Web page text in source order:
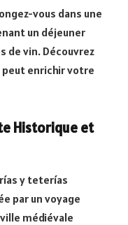
vous dans une
un déjeuner
de vin. Découvrez
enrichir votre
Historique et
y teterías
par un voyage
médiévale